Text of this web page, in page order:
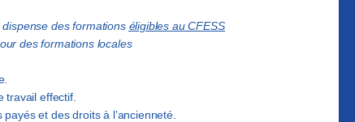
des formations éligibles auCFESS
des formations locales
travaileffectif.
payés et des droits à l’ancienneté.